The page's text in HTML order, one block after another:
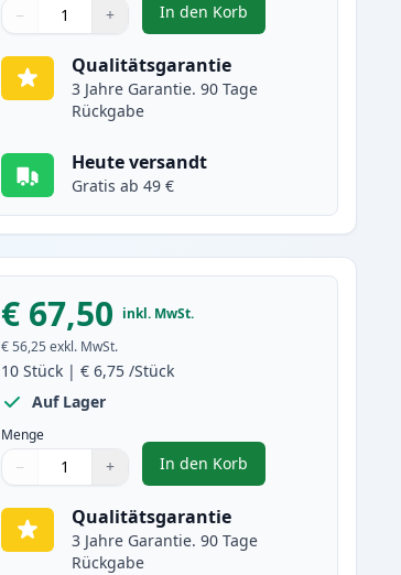
Menge
Verwenden Sie die Tasten, um anzupassen
− +
Menge 1
In den Korb
, 20 stück Canon PGI-
Qualitätsgarantie
3 Jahre Garantie. 90 Tage
Rückgabe
Heute versandt
Gratis ab 49 €
€ 67,50 inkl. MwSt.
€ 56,25 exkl. MwSt.
10 Stück |€ 6,75 /Stück
Auf Lager
Menge
Menge
Verwenden Sie die Tasten, um anzupassen
− +
Menge 1
In den Korb
, 10 stück Canon PGI-
Qualitätsgarantie
3 Jahre Garantie. 90 Tage
Rückgabe